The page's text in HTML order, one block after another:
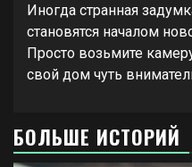
Иногда странная
становятся началом
Просто возьмите
свой дом чуть
БОЛЬШЕ ИСТОРИЙ